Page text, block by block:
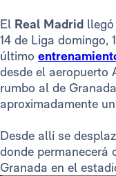
El Real Madrid
14 de Liga domingo,
último
desde el aeropuerto
rumbo al de
aproximadamente
Desde allí se
donde permanecerá
Granada en el